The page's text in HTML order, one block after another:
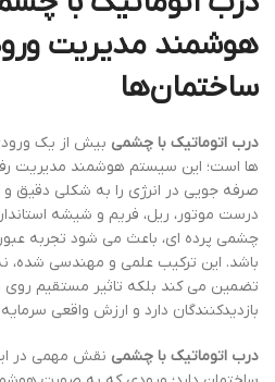
هوشمند مدیریت
ساختمان‌ها
درب اتوماتیک با چشمی بیش از یک
ها است؛ این سیستم هوشمند مدیریت
صرفه جویی در انرژی را به شکلی دقیق
درست موتور، ریل، فریم و شیشه
چشمی پرده ای، باعث می شود تجربه عبور
باشد. این ترکیب علمی و مهندسی شده، نه
تضمین می کند بلکه تاثیر مستقیم روی
بازدیدکنندگان دارد و ارزش واقعی
درب اتوماتیک با چشمی نقش مهمی در